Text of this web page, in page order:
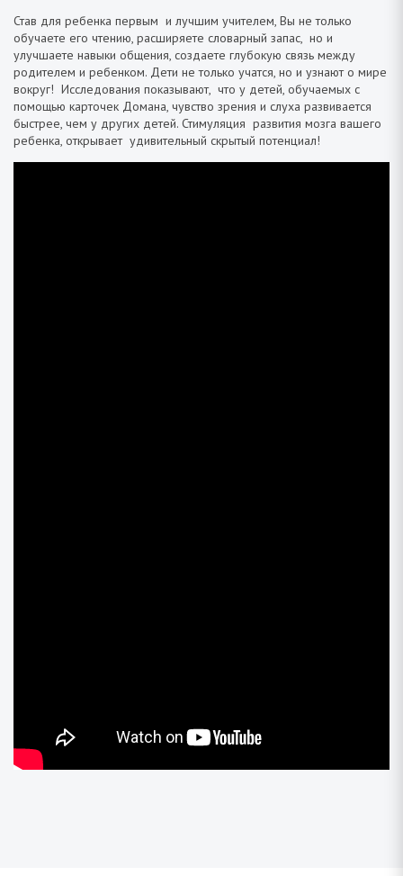
Став для ребенка первым и лучшим учителем, Вы не только
обучаете его чтению, расширяете словарный запас, но и
улучшаете навыки общения, создаете глубокую связь между
родителем и ребенком. Дети не только учатся, но и узнают о мире
вокруг! Исследования показывают, что у детей, обучаемых с
помощью карточек Домана, чувство зрения и слуха развивается
быстрее, чем у других детей. Стимуляция развития мозга вашего
ребенка, открывает удивительный скрытый потенциал!